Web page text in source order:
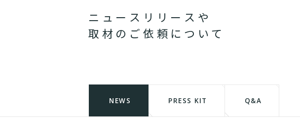
ニ ュ ー ス リ リ ー ス や
取 材 の ご 依 頼 に つ い て
NEWS PRESS KIT Q&A